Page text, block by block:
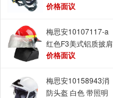
价格面议
梅思安10107117-a
红色F3美式铝质披肩
消防头盔
价格面议
梅思安10158943消
防头盔 白色 带照明